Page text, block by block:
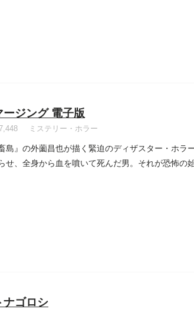
ージング 電子版
ミステリー・ホラー
畜島』の外薗昌也が描く緊迫のディザスター・ホ
せ、全身から血を噴いて死んだ男。それが恐怖の
ナゴロシ